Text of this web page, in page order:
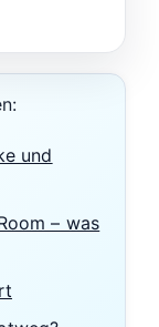
und
– was